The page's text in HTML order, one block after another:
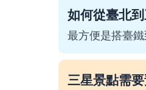
如何從臺北到
最方便是搭臺
三星景點需